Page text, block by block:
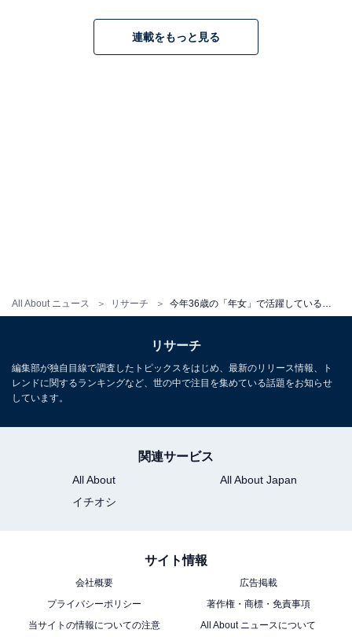
All About ニュース リサーチ 今年36歳の「年女」で活躍していると思う有名人ランキング！ 2位「新垣結衣」を大差で抑えた1位は？
連載をもっと見る
リサーチ
編集部が独自目線で調査したトピックスをはじめ、最新のリリース情報、ト
レンドに関するランキングなど、世の中で注目を集めている話題をお知らせ
しています。
関連サービス
All About
All About Japan
イチオシ
サイト情報
会社概要
広告掲載
プライバシーポリシー
著作権・商標・免責事項
当サイトの情報についての注意
All About ニュースについて